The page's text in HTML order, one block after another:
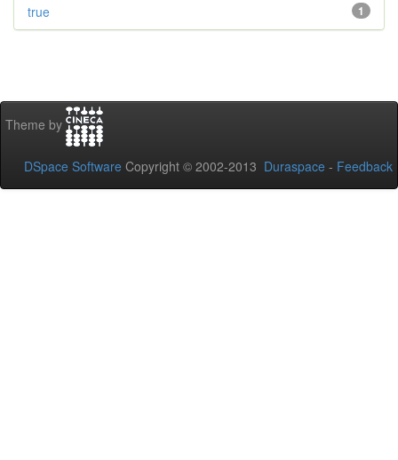
1
true
Theme by
DSpace Software Copyright © 2002-2013 Duraspace - Feedback